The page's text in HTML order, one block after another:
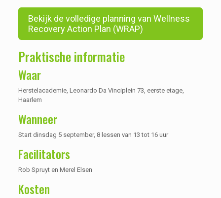
Bekijk de volledige planning van Wellness
Recovery Action Plan (WRAP)
Praktische informatie
Waar
Herstelacademie, Leonardo Da Vinciplein 73, eerste etage,
Haarlem
Wanneer
Start dinsdag 5 september, 8 lessen van 13 tot 16 uur
Facilitators
Rob Spruyt en Merel Elsen
Kosten